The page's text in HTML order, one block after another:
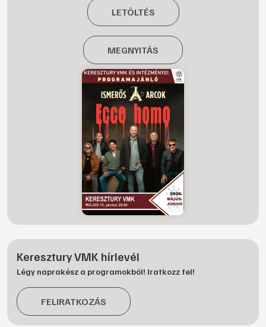
LETÖLTÉS
MEGNYITÁS
Keresztury VMK hírlevél
Légy naprakész a programokból! Iratkozz fel!
FELIRATKOZÁS